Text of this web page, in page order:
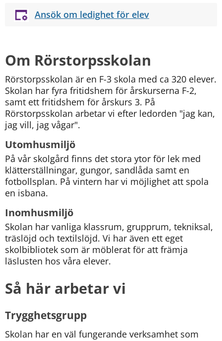
Ansök om ledighet för elev
Om Rörstorpsskolan
Rörstorpsskolan är en F-3 skola med ca 320 elever.
Skolan har fyra fritidshem för årskurserna F-2,
samt ett fritidshem för årskurs 3. På
Rörstorpsskolan arbetar vi efter ledorden "jag kan,
jag vill, jag vågar".
Utomhusmiljö
På vår skolgård finns det stora ytor för lek med
klätterställningar, gungor, sandlåda samt en
fotbollsplan. På vintern har vi möjlighet att spola
en isbana.
Inomhusmiljö
Skolan har vanliga klassrum, grupprum, tekniksal,
träslöjd och textilslöjd. Vi har även ett eget
skolbibliotek som är möblerat för att främja
läslusten hos våra elever.
Så här arbetar vi
Trygghetsgrupp
Skolan har en väl fungerande verksamhet som